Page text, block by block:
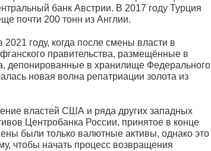
банк Австрии. В 2017 году Турция
почти 200 тонн из Англии.
году, когда после смены власти в
правительства, размещённые в
депонированные в хранилище Федерального
новая волна репатриации золота из
властей США и ряда других западных
Центробанка России, принятое в конце
были только валютные активы, однако это
чтобы начать процесс возвращения